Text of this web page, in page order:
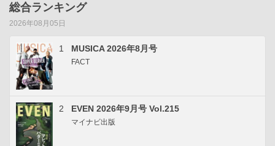
総合ランキング
2026年08月05日
1 MUSICA 2026年8月号
FACT
2 EVEN 2026年9月号 Vol.215
マイナビ出版